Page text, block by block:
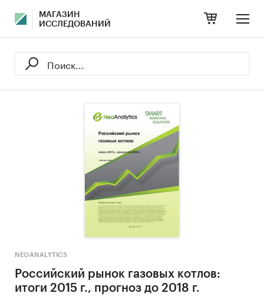
МАГАЗИН
ИССЛЕДОВАНИЙ
NEOANALYTICS
Российский рынок газовых котлов:
итоги 2015 г., прогноз до 2018 г.